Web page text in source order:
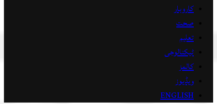
کاروبار
صحت
تعلیم
ٹیکنالوجی
کالمز
ویڈیوز
ENGLISH